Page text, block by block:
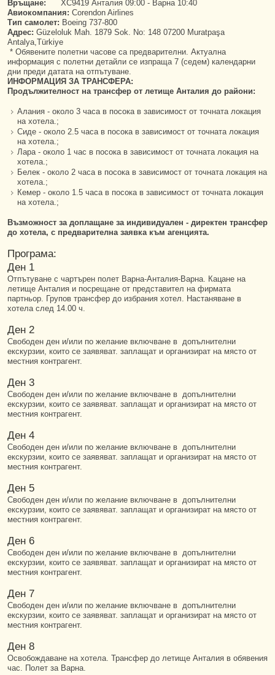
Връщане:
XC9419 Анталия 09:00 - Варна 10:40
Авиокомпания: Corendon Airlines
Тип самолет: Boeing 737-800
Адрес: Güzeloluk Mah. 1879 Sok. No: 148 07200 Muratpaşa
Antalya,Türkiye
* Обявените полетни часове са предварителни. Актуална
информация с полетни детайли се изпраща 7 (седем) календарни
дни преди датата на отпътуване.
ИНФОРМАЦИЯ ЗА ТРАНСФЕРА:
Продължителност на трансфер от летище Анталия до райони:
Алания - около 3 часа в посока в зависимост от точната локация
на хотела.;
Сиде - около 2.5 часа в посока в зависимост от точната локация
на хотела.;
Лара - около 1 час в посока в зависимост от точната локация на
хотела.;
Белек - около 2 часа в посока в зависимост от точната локация на
хотела.;
Кемер - около 1.5 часа в посока в зависимост от точната локация
на хотела.;
Възможност за доплащане за индивидуален - директен трансфер
до хотела, с предварителна заявка към агенцията.
Програма:
Ден 1
Отпътуване с чартърен полет Варна-Анталия-Варна. Кацане на
летище Анталия и посрещане от представител на фирмата
партньор. Групов трансфер до избрания хотел. Настаняване в
хотела след 14.00 ч.
Ден 2
Свободен ден и/или по желание включване в допълнителни
екскурзии, които се заявяват. заплащат и организират на място от
местния контрагент.
Ден 3
Свободен ден и/или по желание включване в допълнителни
екскурзии, които се заявяват. заплащат и организират на място от
местния контрагент.
Ден 4
Свободен ден и/или по желание включване в допълнителни
екскурзии, които се заявяват. заплащат и организират на място от
местния контрагент.
Ден 5
Свободен ден и/или по желание включване в допълнителни
екскурзии, които се заявяват. заплащат и организират на място от
местния контрагент.
Ден 6
Свободен ден и/или по желание включване в допълнителни
екскурзии, които се заявяват. заплащат и организират на място от
местния контрагент.
Ден 7
Свободен ден и/или по желание включване в допълнителни
екскурзии, които се заявяват. заплащат и организират на място от
местния контрагент.
Ден 8
Освобождаване на хотела. Трансфер до летище Анталия в обявения
час. Полет за Варна.